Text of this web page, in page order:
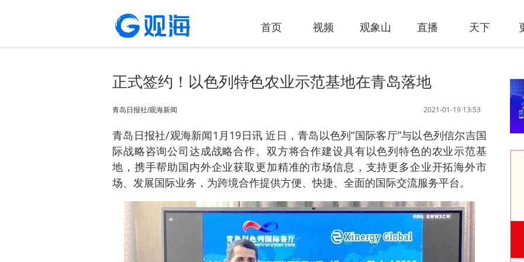
首页 视频 观象山 直播 天下
正式签约！以色列特色农业示范基地在青岛落地
2021-01-19 13:53
青岛日报社/观海新闻
青岛日报社/观海新闻1月19日讯 近日，青岛以色列“国际客厅”与以色列信尔吉国
际战略咨询公司达成战略合作。双方将合作建设具有以色列特色的农业示范基
地，携手帮助国内外企业获取更加精准的市场信息，支持更多企业开拓海外市
场、发展国际业务，为跨境合作提供方便、快捷、全面的国际交流服务平台。